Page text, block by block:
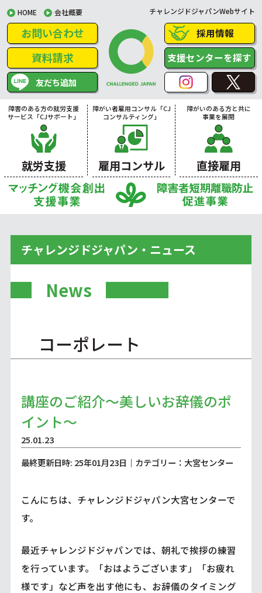
HOME 会社概要 チャレンジドジャパンWebサイト
お問い合わせ
資料請求
友だち追加
採用情報
支援センターを探す
障害のある方の就労支援
サービス「CJサポート」
就労支援
障がい者雇用コンサル「CJ
コンサルティング」
雇用コンサル
障がいのある方と共に
事業を展開
直接雇用
チャレンジドジャパン・ニュース
News
コーポレート
講座のご紹介～美しいお辞儀のポ
イント～
25.01.23
最終更新日時: 25年01月23日｜カテゴリー：大宮センター
こんにちは、チャレンジドジャパン大宮センターで
す。
最近チャレンジドジャパンでは、朝礼で挨拶の練習
を行っています。「おはようございます」「お疲れ
様です」など声を出す他にも、お辞儀のタイミング